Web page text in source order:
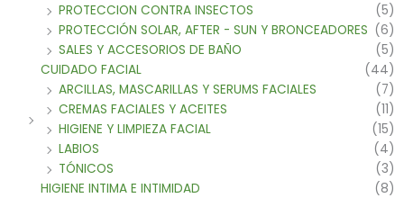
PROTECCION CONTRA INSECTOS
(5)
PROTECCIÓN SOLAR, AFTER - SUN Y BRONCEADORES (6)
SALES Y ACCESORIOS DE BAÑO
(5)
CUIDADO FACIAL
(44)
ARCILLAS, MASCARILLAS Y SERUMS FACIALES
(7)
CREMAS FACIALES Y ACEITES
(11)
HIGIENE Y LIMPIEZA FACIAL
(15)
LABIOS
(4)
TÓNICOS
(3)
HIGIENE INTIMA E INTIMIDAD
(8)